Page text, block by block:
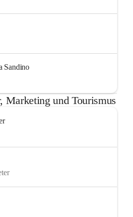
Sandino
Marketing und Tourismus